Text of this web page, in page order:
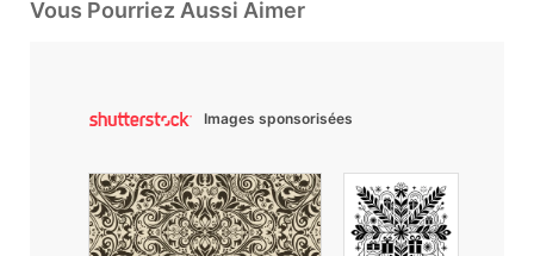
Vous Pourriez Aussi Aimer
Images sponsorisées